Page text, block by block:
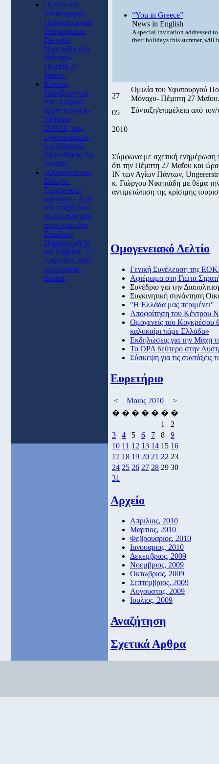
Ομιλία του
Υφυπουργού
Πολιτισμού και
Τουρισμού κ.
Γιώργου
Νικητιάδη στο
Μόναχο-
Πέμπτη 27
Μαΐου.
Κύκλος
διαλέξεων για
την ελληνική
αρχιτεκτονική-
Σάββατο
29/5/10, στις
εγκαταστάσεις
της Κρατικής
βιβλιοθήκης της
Ρωσίας.
«Ορόσημο των
Ελληνο-
Γερμανικών
σχέσεων - Από
την εποχή του
φιλελληνισμού
στην ενωμένη
Ευρώπη»
Παρασκευή 16
και Σάββατο 17
Απριλίου 2010
στο Goethe-
Institut
“You in Greece”
News in English
A special invitation addressed
their holidays this summer, will
27
05
2010
Ομιλία του Υφυπουργού
Μόναχο- Πέμπτη 27 Μαΐου.
Σύνταξη/επιμέλεια από
Σύμφωνα με σχετική ενημέρωση
ότι την Πέμπτη 27 Μαΐου και
ΙΝ των Αγίων Πάντων, Ungererstr
κ. Γιώργου Νικητιάδη με θέμα
αντιμετώπιση της κρίσιμης
Ομογενειακό Δελτίο
Γενική Συνέλευση της
Aφιέρωμα στη Γιώτα
Συνέδριο για την
Συγκινητική συνάντηση
"Η Ελλάδα μας περιμένει"
Αποφοίτηση του Κέντρου
Ομογενείς του Κογκρέσου
καλοκαίρι πάμε Ελλάδα»
Εκδηλώσεις για την Μάχη
Το ΟPA δεύτερο στην
Σύσκεψη για τις συντάξεις
Ευρετήριο
< Μαιος 2010
>
� � � � � � �
1
2
3
4 5 6 7 8
9
10 11 12 13 14 15 16
17 18 19 20 21 22 23
24 25 26 27 28 29 30
31
Αρχείο
Απριλιος, 2010
Μαρτιος, 2010
Φεβρουαριος, 2010
Ιανουαριος, 2010
Δεκεμβριος, 2009
Νοεμβριος, 2009
Οκτωβριος, 2009
Σεπτεμβριος, 2009
Αυγουστος, 2009
Ιουλιος, 2009
Αναζήτηση
Σχετικά Αρθρα